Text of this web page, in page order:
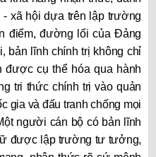
xã hội dựa trên lập trường
điểm, đường lối của Đảng
bản lĩnh chính trị không chỉ
được cụ thể hóa qua hành
tri thức chính trị vào quản
gia và đấu tranh chống mọi
người cán bộ có bản lĩnh
được lập trường tư tưởng,